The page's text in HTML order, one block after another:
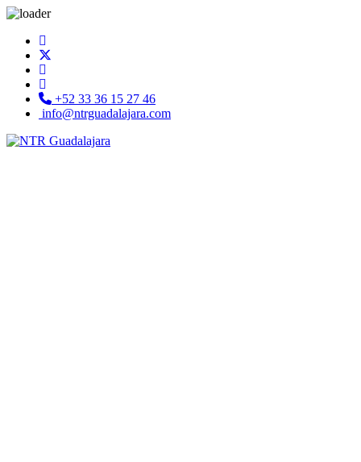
+52 33 36 15 27 46
info@ntrguadalajara.com